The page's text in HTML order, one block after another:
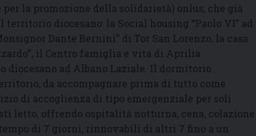
la promozione della solidarietà) onlus, che già
diocesano: la Social housing “Paolo VI” ad
Dante Bernini” di Tor San Lorenzo, la casa
il Centro famiglia e vita di Aprilia
diocesano ad Albano Laziale. Il dormitorio
da accompagnare prima di tutto come
di accoglienza di tipo emergenziale per soli
letto, offrendo ospitalità notturna, cena, colazione
di 7 giorni, rinnovabili di altri 7 fino a un